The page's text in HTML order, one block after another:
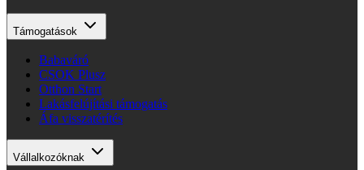
Támogatások
Babaváró
CSOK Plusz
Otthon Start
Lakásfelújítási támogatás
Áfa visszatérítés
Vállalkozóknak